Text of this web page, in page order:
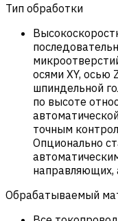
Тип обработки
осями XY, осью
шпиндельной
по высоте
точным
Опционально
направляющих,
Обрабатываемый